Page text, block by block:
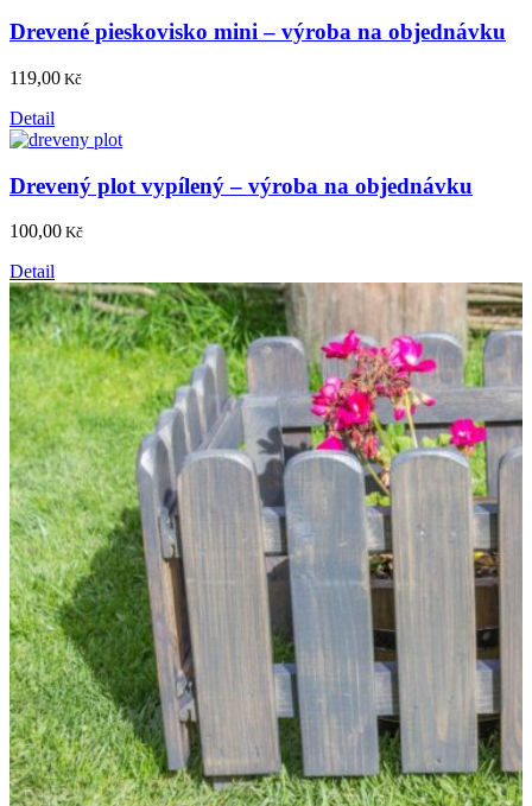
Drevené pieskovisko mini – výroba na objednávku
119,00 Kč
Detail
Drevený plot vypílený – výroba na objednávku
100,00 Kč
Detail